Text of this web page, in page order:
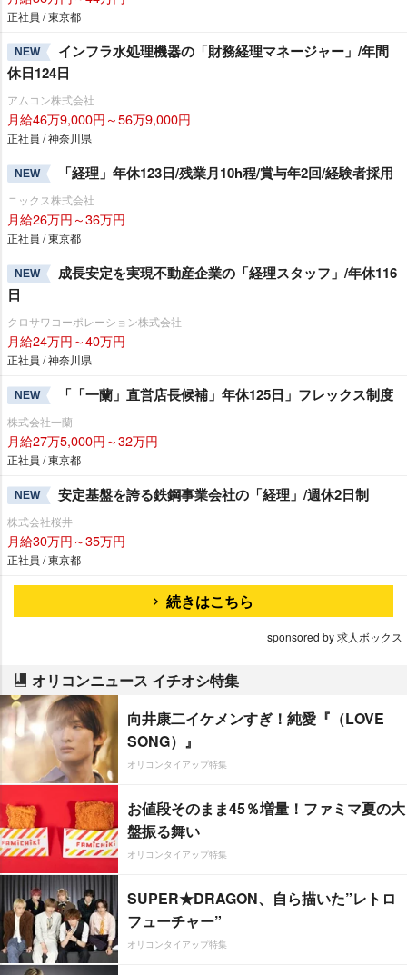
正社員 / 東京都
NEW
インフラ水処理機器の「財務経理マネージャー」/年間
休日124日
アムコン株式会社
月給46万9,000円～56万9,000円
正社員 / 神奈川県
NEW 「経理」年休123日/残業月10h程/賞与年2回/経験者採用
ニックス株式会社
月給26万円～36万円
正社員 / 東京都
NEW
成長安定を実現不動産企業の「経理スタッフ」/年休116
日
クロサワコーポレーション株式会社
月給24万円～40万円
正社員 / 神奈川県
NEW 「「一蘭」直営店長候補」年休125日」フレックス制度
株式会社一蘭
月給27万5,000円～32万円
正社員 / 東京都
NEW 安定基盤を誇る鉄鋼事業会社の「経理」/週休2日制
株式会社桜井
月給30万円～35万円
正社員 / 東京都
続きはこちら
sponsored by 求人ボックス
オリコンニュース イチオシ特集
向井康二イケメンすぎ！純愛『（LOVE
SONG）』
オリコンタイアップ特集
お値段そのまま45％増量！ファミマ夏の大
盤振る舞い
オリコンタイアップ特集
SUPER★DRAGON、自ら描いた”レトロ
フューチャー”
オリコンタイアップ特集